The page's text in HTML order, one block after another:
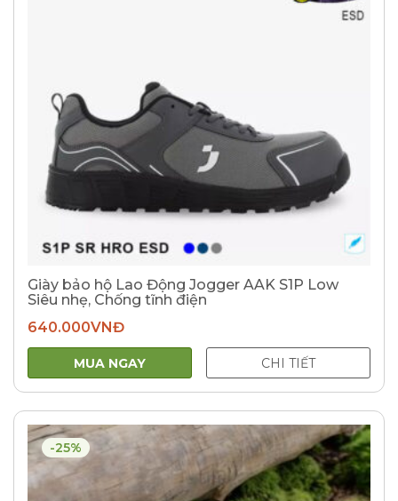
Giày bảo hộ Lao Động Jogger AAK S1P Low
Siêu nhẹ, Chống tĩnh điện
640.000VNĐ
MUA NGAY CHI TIẾT
-25%